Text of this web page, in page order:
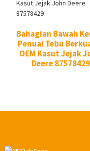
Bahagian Bawah
Penuai Tebu
OEM Kasut Jejak
Deere 87578429